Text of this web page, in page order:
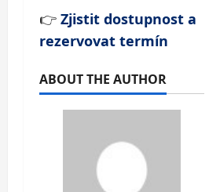
👉 Zjistit dostupnost a
rezervovat termín
ABOUT THE AUTHOR